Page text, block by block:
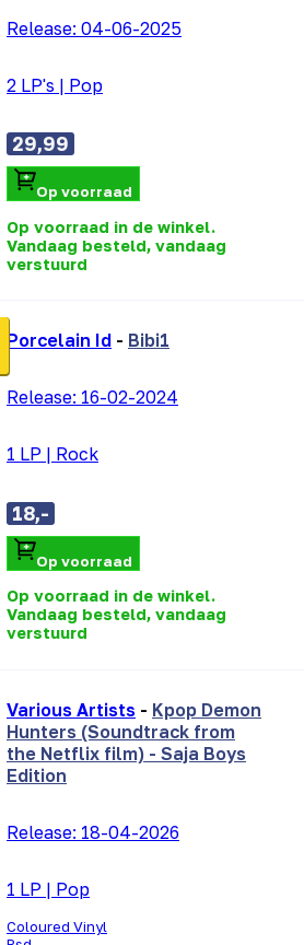
Release: 04-06-2025
2 LP's | Pop
29,99
Op voorraad
Op voorraad in de winkel.
Vandaag besteld, vandaag
verstuurd
Porcelain Id - Bibi1
Release: 16-02-2024
1 LP | Rock
18,-
Op voorraad
Op voorraad in de winkel.
Vandaag besteld, vandaag
verstuurd
Various Artists - Kpop Demon
Hunters (Soundtrack from
the Netflix film) - Saja Boys
Edition
Release: 18-04-2026
1 LP | Pop
Coloured Vinyl